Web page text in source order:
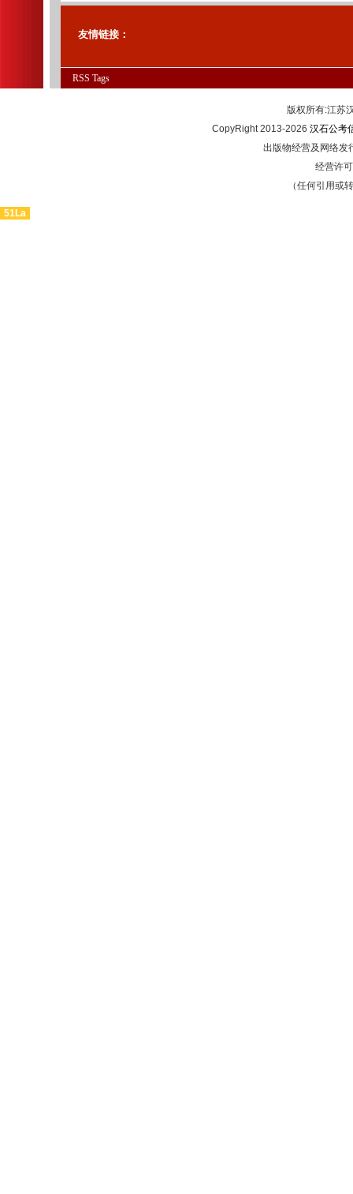
友情链接：
RSS Tags
版权所有:江
CopyRight 2013-2026 汉石公考
出版物经营及网络发
经营许
（任何引用或
51La